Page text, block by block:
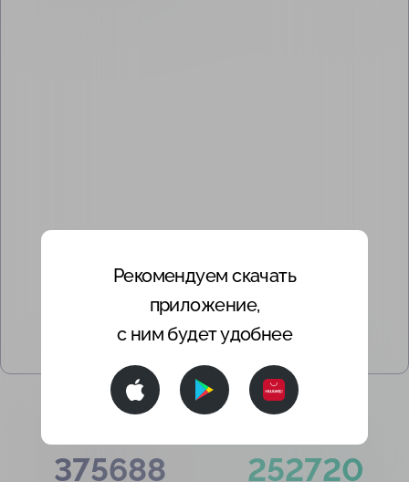
375688 252720
Рекомендуем скачать
приложение,
с ним будет удобнее